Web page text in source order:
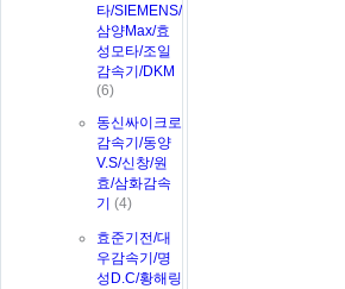
타/SIEMENS/
삼양Max/효
성모타/조일
감속기/DKM
(6)
동신싸이크로
감속기/동양
V.S/신창/원
효/삼화감속
기 (4)
효준기전/대
우감속기/명
성D.C/황해링